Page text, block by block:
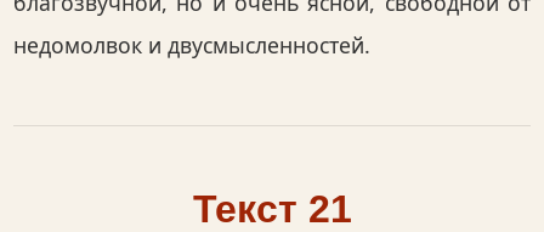
недомолвок и двусмысленностей.
Текст 21